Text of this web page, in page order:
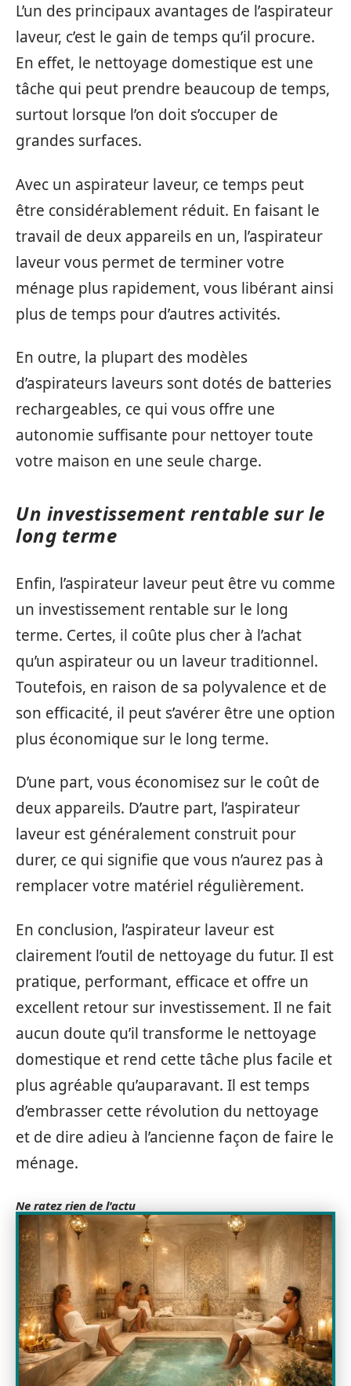
L’un des principaux avantages de l’aspirateur
laveur, c’est le gain de temps qu’il procure.
En effet, le nettoyage domestique est une
tâche qui peut prendre beaucoup de temps,
surtout lorsque l’on doit s’occuper de
grandes surfaces.
Avec un aspirateur laveur, ce temps peut
être considérablement réduit. En faisant le
travail de deux appareils en un, l’aspirateur
laveur vous permet de terminer votre
ménage plus rapidement, vous libérant ainsi
plus de temps pour d’autres activités.
En outre, la plupart des modèles
d’aspirateurs laveurs sont dotés de batteries
rechargeables, ce qui vous offre une
autonomie suffisante pour nettoyer toute
votre maison en une seule charge.
Un investissement rentable sur le
long terme
Enfin, l’aspirateur laveur peut être vu comme
un investissement rentable sur le long
terme. Certes, il coûte plus cher à l’achat
qu’un aspirateur ou un laveur traditionnel.
Toutefois, en raison de sa polyvalence et de
son efficacité, il peut s’avérer être une option
plus économique sur le long terme.
D’une part, vous économisez sur le coût de
deux appareils. D’autre part, l’aspirateur
laveur est généralement construit pour
durer, ce qui signifie que vous n’aurez pas à
remplacer votre matériel régulièrement.
En conclusion, l’aspirateur laveur est
clairement l’outil de nettoyage du futur. Il est
pratique, performant, efficace et offre un
excellent retour sur investissement. Il ne fait
aucun doute qu’il transforme le nettoyage
domestique et rend cette tâche plus facile et
plus agréable qu’auparavant. Il est temps
d’embrasser cette révolution du nettoyage
et de dire adieu à l’ancienne façon de faire le
ménage.
Ne ratez rien de l'actu